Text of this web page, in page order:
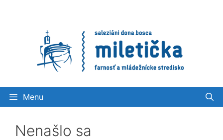
Menu
Nenašlo sa